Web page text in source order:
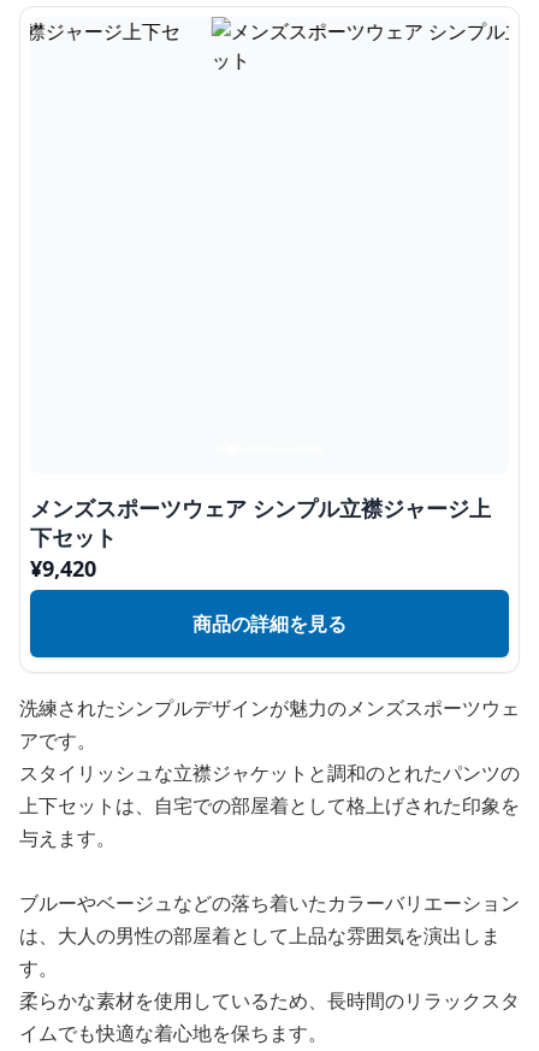
メンズスポーツウェア シンプル立襟ジャージ上
下セット
¥9,420
商品の詳細を見る
洗練されたシンプルデザインが魅力のメンズスポーツウェ
アです。
スタイリッシュな立襟ジャケットと調和のとれたパンツの
上下セットは、自宅での部屋着として格上げされた印象を
与えます。
ブルーやベージュなどの落ち着いたカラーバリエーション
は、大人の男性の部屋着として上品な雰囲気を演出しま
す。
柔らかな素材を使用しているため、長時間のリラックスタ
イムでも快適な着心地を保ちます。